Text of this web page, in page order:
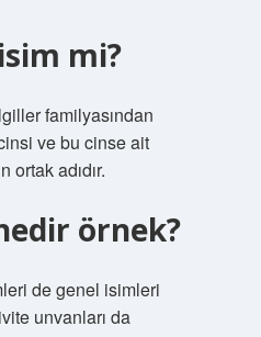
mi?
familyasından
ve bu cinse ait
ortak adıdır.
örnek?
de genel isimleri
unvanları da